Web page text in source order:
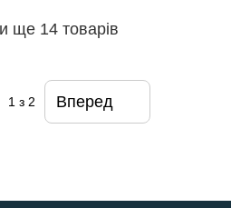
ще 14 товарів
1з 2 Вперед